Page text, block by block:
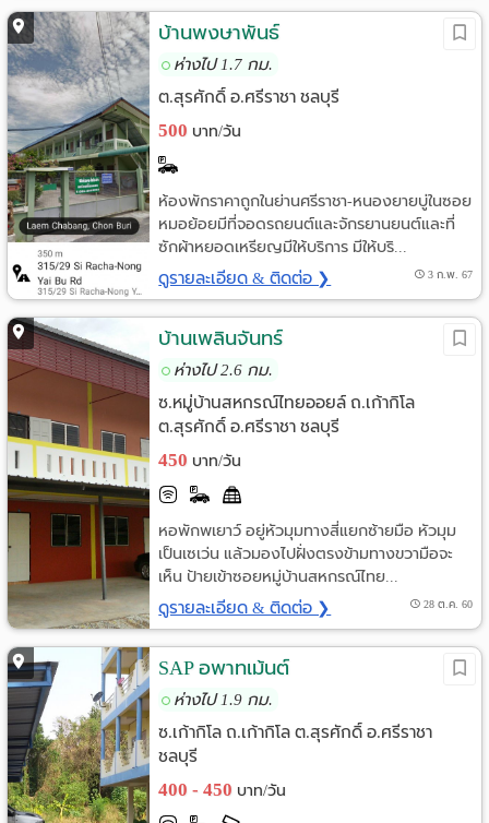
บ้านพงษาพันธ์
ห่างไป 1.7 กม.
ต.สุรศักดิ์ อ.ศรีราชา ชลบุรี
500 บาท/วัน
ห้องพักราคาถูกในย่านศรีราชา-หนองยายบู่ในซอย
หมอย้อยมีที่จอดรถยนต์และจักรยานยนต์และที่
ซักผ้าหยอดเหรียญมีให้บริการ มีให้บริ...
ดูรายละเอียด & ติดต่อ ❯ 3 ก.พ. 67
บ้านเพลินจันทร์
ห่างไป 2.6 กม.
ซ.หมู่บ้านสหกรณ์ไทยออยล์ ถ.เก้ากิโล
ต.สุรศักดิ์ อ.ศรีราชา ชลบุรี
450 บาท/วัน
หอพักพเยาว์ อยู่หัวมุมทางสี่แยกซ้ายมือ หัวมุม
เป็นเซเว่น แล้วมองไปฝั่งตรงข้ามทางขวามือจะ
เห็น ป้ายเข้าซอยหมู่บ้านสหกรณ์ไทย...
ดูรายละเอียด & ติดต่อ ❯ 28 ต.ค. 60
SAP อพาทเม้นต์
ห่างไป 1.9 กม.
ซ.เก้ากิโล ถ.เก้ากิโล ต.สุรศักดิ์ อ.ศรีราชา
ชลบุรี
400 - 450 บาท/วัน